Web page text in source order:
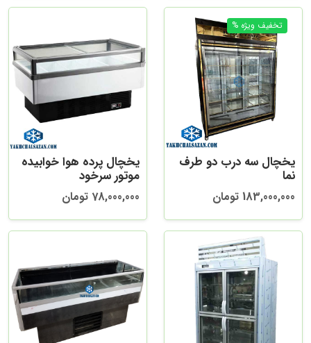
یخچال سه درب دو طرف
نما
183,000,000 تومان
یخچال پرده هوا خوابیده
موتور سرخود
78,000,000 تومان